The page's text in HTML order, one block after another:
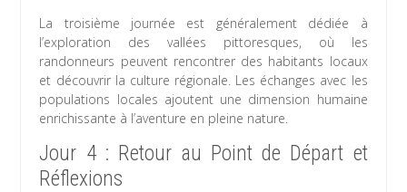
La troisième journée est généralement dédiée à
l’exploration des vallées pittoresques, où les
randonneurs peuvent rencontrer des habitants locaux
et découvrir la culture régionale. Les échanges avec les
populations locales ajoutent une dimension humaine
enrichissante à l’aventure en pleine nature.
Jour 4 : Retour au Point de Départ et
Réflexions